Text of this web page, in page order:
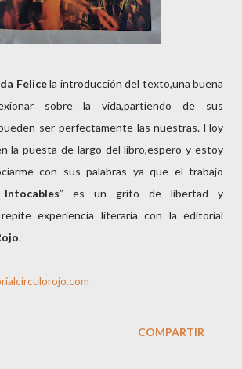
Felicela introducción del texto,una buena
sobre la vida,partiendo de sus
ser perfectamente las nuestras. Hoy
la puesta de largo del libro,espero y estoy
con sus palabras ya que el trabajo
” es un grito de libertad y
repite experiencia literaria con la editorial
.
COMPARTIR